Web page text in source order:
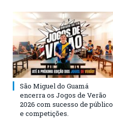
São Miguel do Guamá
encerra os Jogos de Verão
2026 com sucesso de público
e competições.